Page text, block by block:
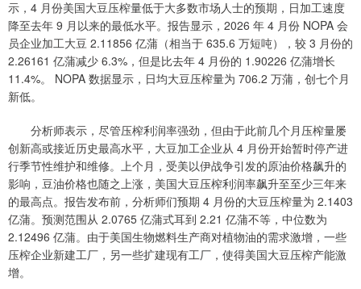
示，4 月份美国大豆压榨量低于大多数市场人士的预期，日加工速度
降至去年 9 月以来的最低水平。报告显示，2026 年 4 月份 NOPA 会
员企业加工大豆 2.11856 亿蒲（相当于 635.6 万短吨），较 3 月份的
2.26161 亿蒲减少 6.3%，但是比去年 4 月份的 1.90226 亿蒲增长
11.4%。 NOPA 数据显示，日均大豆压榨量为 706.2 万蒲，创七个月
新低。
分析师表示，尽管压榨利润率强劲，但由于此前几个月压榨量屡
创新高或接近历史最高水平，大豆加工企业从 4 月份开始暂时停产进
行季节性维护和维修。上个月，受美以伊战争引发的原油价格飙升的
影响，豆油价格也随之上涨，美国大豆压榨利润率飙升至至少三年来
的最高点。报告发布前，分析师们预期 4 月份的大豆压榨量为 2.1403
亿蒲。预测范围从 2.0765 亿蒲式耳到 2.21 亿蒲不等，中位数为
2.12496 亿蒲。由于美国生物燃料生产商对植物油的需求激增，一些
压榨企业新建工厂，另一些扩建现有工厂，使得美国大豆压榨产能激
增。